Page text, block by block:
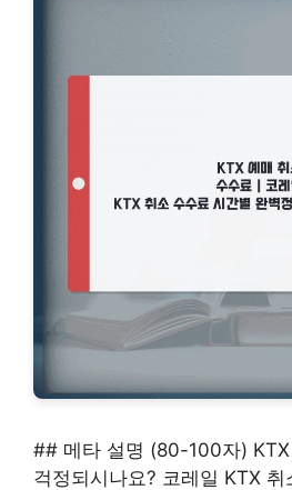
## 메타 설명 (80-100자)
걱정되시나요? 코레일 KTX